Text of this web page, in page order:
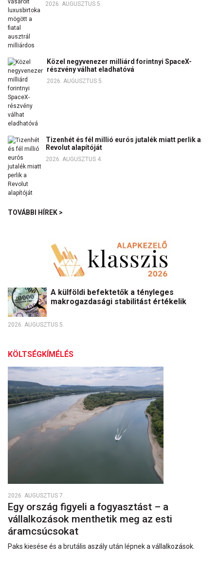
2026. AUGUSZTUS 5.
Közel negyvenezer milliárd forintnyi SpaceX-
részvény válhat eladhatóvá
2026. AUGUSZTUS 5.
Tizenhét és fél millió eurós jutalék miatt perlik a
Revolut alapítóját
2026. AUGUSZTUS 4.
TOVÁBBI HÍREK >
A külföldi befektetők a tényleges
makrogazdasági stabilitást értékelik
2026. AUGUSZTUS 5.
KÖLTSÉGKÍMÉLÉS
2026. AUGUSZTUS 7.
Egy ország figyeli a fogyasztást – a
vállalkozások menthetik meg az esti
áramcsúcsokat
Paks kiesése és a brutális aszály után lépnek a vállalkozások.